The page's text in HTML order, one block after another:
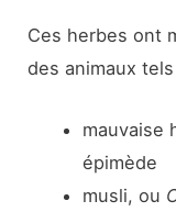
Ces herbes ont
des animaux
mauvaise
épimède
musli, ou